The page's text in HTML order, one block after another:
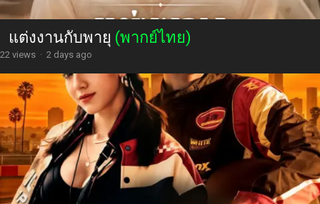
แต่งงานกับพายุ (พากย์ไทย)
22 views · 2 days ago